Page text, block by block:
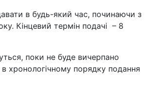
в будь-який час, починаючи з
Кінцевий термін подачі – 8
поки не буде вичерпано
в хронологічному порядку подання